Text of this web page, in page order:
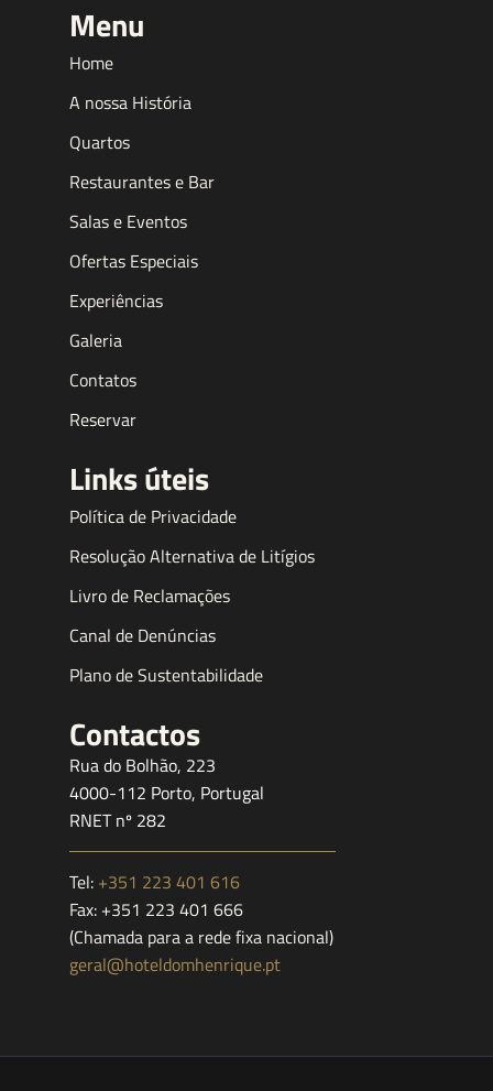
Menu
Home
A nossa História
Quartos
Restaurantes e Bar
Salas e Eventos
Ofertas Especiais
Experiências
Galeria
Contatos
Reservar
Links úteis
Política de Privacidade
Resolução Alternativa de Litígios
Livro de Reclamações
Canal de Denúncias
Plano de Sustentabilidade
Contactos
Rua do Bolhão, 223
4000-112 Porto, Portugal
RNET nº 282
Tel: +351 223 401 616
Fax: +351 223 401 666
(Chamada para a rede fixa nacional)
geral@hoteldomhenrique.pt